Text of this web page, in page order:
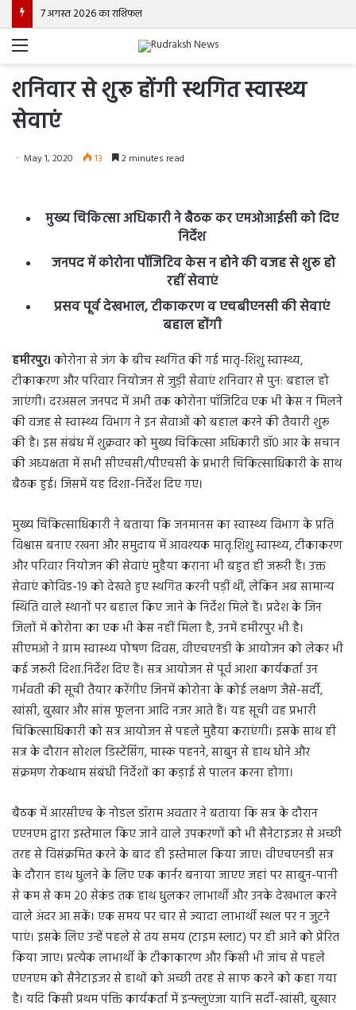
7 अगस्त 2026 का राशिफल
Menu
शनिवार से शुरू होंगी स्थगित स्वास्थ्य
सेवाएं
May 1, 2020 13 2 minutes read
मुख्य चिकित्सा अधिकारी ने बैठक कर एमओआईसी को दिए
निर्देश
जनपद में कोरोना पॉजिटिव केस न होने की वजह से शुरू हो
रहीं सेवाएं
प्रसव पूर्व देखभाल, टीकाकरण व एचबीएनसी की सेवाएं
बहाल होंगी
हमीरपुर। कोरोना से जंग के बीच स्थगित की गई मातृ-शिशु स्वास्थ्य,
टीकाकरण और परिवार नियोजन से जुड़ी सेवाएं शनिवार से पुन: बहाल हो
जाएंगी। दरअसल जनपद में अभी तक कोरोना पॉजिटिव एक भी केस न मिलने
की वजह से स्वास्थ्य विभाग ने इन सेवाओं को बहाल करने की तैयारी शुरू
की है। इस संबंध में शुक्रवार को मुख्य चिकित्सा अधिकारी डॉ0 आर के सचान
की अध्यक्षता में सभी सीएचसी/पीएचसी के प्रभारी चिकित्साधिकारी के साथ
बैठक हुई। जिसमें यह दिशा-निर्देश दिए गए।
मुख्य चिकित्साधिकारी ने बताया कि जनमानस का स्वास्थ्य विभाग के प्रति
विश्वास बनाए रखना और समुदाय में आवश्यक मातृ.शिशु स्वास्थ्य, टीकाकरण
और परिवार नियोजन की सेवाएं मुहैया कराना भी बहुत ही जरूरी हैं। उक्त
सेवाएं कोविड-19 को देखते हुए स्थगित करनी पड़ीं थीं, लेकिन अब सामान्य
स्थिति वाले स्थानों पर बहाल किए जाने के निर्देश मिले हैं। प्रदेश के जिन
जिलों में कोरोना का एक भी केस नहीं मिला है, उनमें हमीरपुर भी है।
सीएमओ ने ग्राम स्वास्थ्य पोषण दिवस, वीएचएनडी के आयोजन को लेकर भी
कई जरूरी दिशा.निर्देश दिए हैं। सत्र आयोजन से पूर्व आशा कार्यकर्ता उन
गर्भवती की सूची तैयार करेंगीए जिनमें कोरोना के कोई लक्षण जैसे-सर्दी,
खांसी, बुखार और सांस फूलना आदि नजर आते हैं। यह सूची वह प्रभारी
चिकित्साधिकारी को सत्र आयोजन से पहले मुहैया कराएंगी। इसके साथ ही
सत्र के दौरान सोशल डिस्टेंसिंग, मास्क पहनने, साबुन से हाथ धोने और
संक्रमण रोकथाम संबंधी निर्देशों का कड़ाई से पालन करना होगा।
बैठक में आरसीएच के नोडल डॉराम अवतार ने बताया कि सत्र के दौरान
एएनएम द्वारा इस्तेमाल किए जाने वाले उपकरणों को भी सैनेटाइजर से अच्छी
तरह से विसंक्रमित करने के बाद ही इस्तेमाल किया जाए। वीएचएनडी सत्र
के दौरान हाथ धुलने के लिए एक कार्नर बनाया जाएए जहां पर साबुन-पानी
से कम से कम 20 सेकंड तक हाथ धुलकर लाभार्थी और उनके देखभाल करने
वाले अंदर आ सकें। एक समय पर चार से ज्यादा लाभार्थी स्थल पर न जुटने
पाएं। इसके लिए उन्हें पहले से तय समय (टाइम स्लाट) पर ही आने को प्रेरित
किया जाए। प्रत्येक लाभार्थी के टीकाकारण और किसी भी जांच से पहले
एएनएम को सैनेटाइजर से हाथों को अच्छी तरह से साफ करने को कहा गया
है। यदि किसी प्रथम पंक्ति कार्यकर्ता में इन्फ्लुएंजा यानि सर्दी-खांसी, बुखार